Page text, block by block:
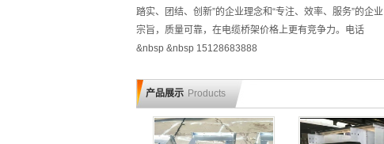
踏实、团结、创新”的企业理念和“专注、效率、服务”的企业
宗旨，质量可靠，在电缆桥架价格上更有竞争力。电话
&nbsp &nbsp 15128683888
河北穿线管配件
产品展示 Products